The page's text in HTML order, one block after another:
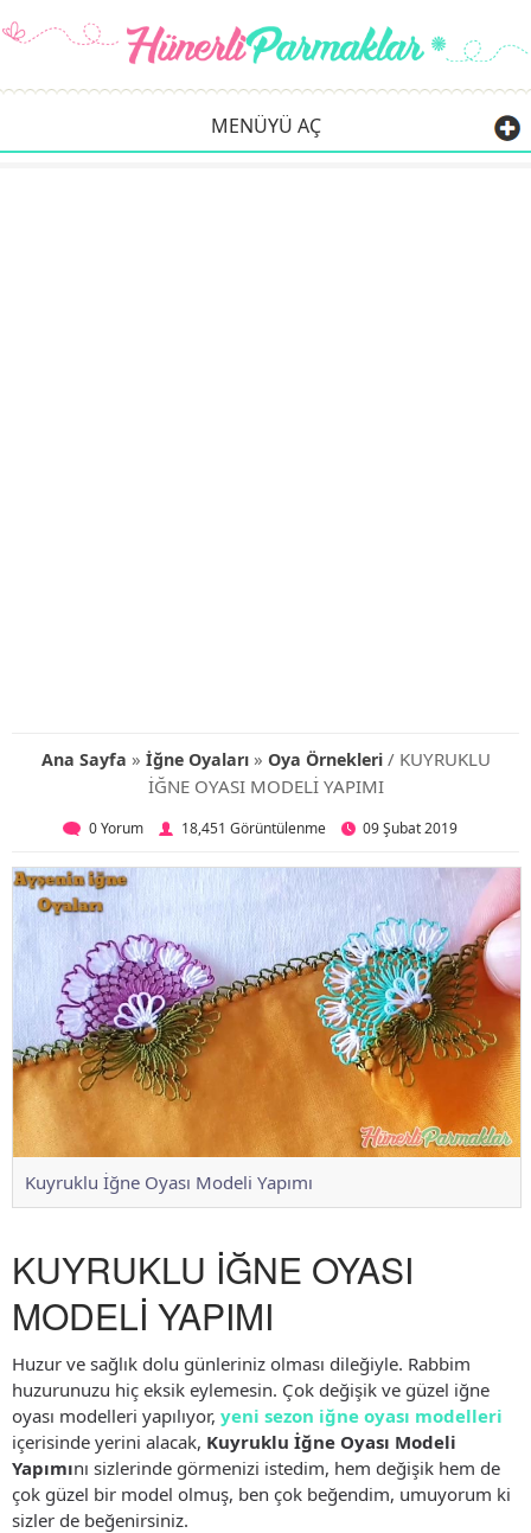
MENÜYÜ AÇ
Ana Sayfa » İğne Oyaları» Oya Örnekleri/ KUYRUKLU
İĞNE OYASI MODELİ YAPIMI
0 Yorum 18,451 Görüntülenme 09 Şubat 2019
Kuyruklu İğne Oyası Modeli Yapımı
KUYRUKLU İĞNE OYASI
MODELİ YAPIMI
Huzur ve sağlık dolu günleriniz olması dileğiyle. Rabbim
huzurunuzu hiç eksik eylemesin. Çok değişik ve güzel iğne
oyası modelleri yapılıyor, yeni sezon iğne oyası modelleri
içerisinde yerini alacak, Kuyruklu İğne Oyası Modeli
Yapımını sizlerinde görmenizi istedim, hem değişik hem de
çok güzel bir model olmuş, ben çok beğendim, umuyorum ki
sizler de beğenirsiniz.